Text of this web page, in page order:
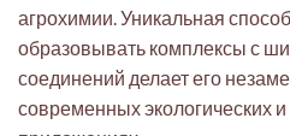
агрохимии. Уникальная
образовывать комплексы с
соединений делает его
современных экологических